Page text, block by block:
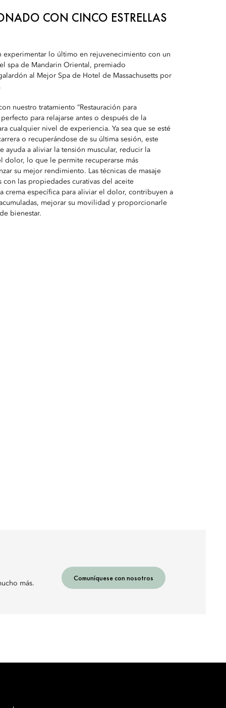
CON CINCO ESTRELLAS
experimentar lo último en rejuvenecimiento con un
spa de Mandarin Oriental, premiado
al Mejor Spa de Hotel de Massachusetts por
nuestro tratamiento “Restauración para
para relajarse antes o después de la
cualquier nivel de experiencia. Ya sea que se esté
o recuperándose de su última sesión, este
ayuda a aliviar la tensión muscular, reducir la
dolor, lo que le permite recuperarse más
su mejor rendimiento. Las técnicas de masaje
las propiedades curativas del aceite
crema específica para aliviar el dolor, contribuyen a
mejorar su movilidad y proporcionarle
bienestar.
más.
Comuníquese con nosotros